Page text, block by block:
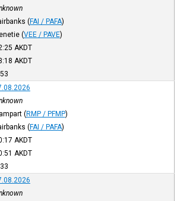
(FAI / PAFA)
(VEE / PAVE)
AKDT
AKDT
(RMP / PFMP)
(FAI / PAFA)
AKDT
AKDT